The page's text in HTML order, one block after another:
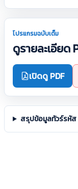
โปรแกรมฉบับเต็ม
ดูรายละเอียด
เปิดดู PDF
สรุปข้อมูลทัวร์รหัส